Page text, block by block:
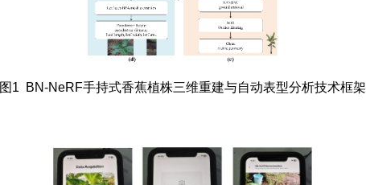
图1 BN-NeRF手持式香蕉植株三维重建与自动表型分析技术框架